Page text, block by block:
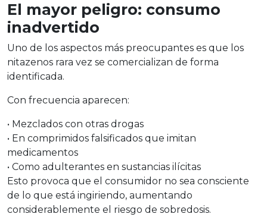
El mayor peligro: consumo
inadvertido
Uno de los aspectos más preocupantes es que los
nitazenos rara vez se comercializan de forma
identificada.
Con frecuencia aparecen:
• Mezclados con otras drogas
• En comprimidos falsificados que imitan
medicamentos
• Como adulterantes en sustancias ilícitas
Esto provoca que el consumidor no sea consciente
de lo que está ingiriendo, aumentando
considerablemente el riesgo de sobredosis.